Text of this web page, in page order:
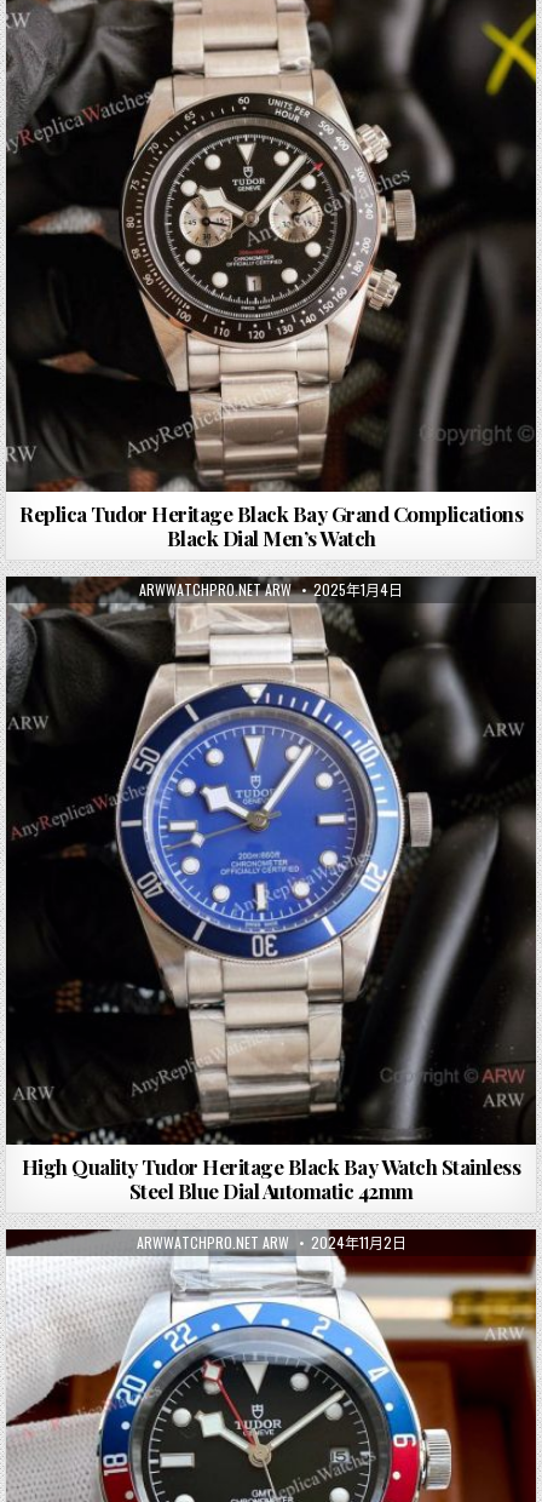
Replica Tudor Heritage Black Bay Grand Complications
Black Dial Men’s Watch
ARWWATCHPRO.NET ARW 2025年1月4日
High Quality Tudor Heritage Black Bay Watch Stainless
Steel Blue Dial Automatic 42mm
ARWWATCHPRO.NET ARW 2024年11月2日